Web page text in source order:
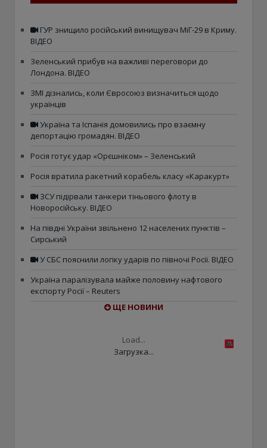
ГУР знищило російський винищувач МіГ-29 в Криму.
ВІДЕО
Зеленський прибув на важливі переговори до
Лондона. ВІДЕО
ЗМІ дізнались, коли Євросоюз визначиться щодо
українців
Україна та Іспанія домовились про взаємну
депортацію громадян. ВІДЕО
Росія готує удар «Орєшніком» – Зеленський
Росія вратила ракетний корабель класу «Каракурт»
ЗСУ підірвали танкери тіньового флоту в
Новоросійську. ВІДЕО
На півдні України звільнено 12 населених пунктів –
Сирський
У СБС пояснили логіку ударів по півночі Росії. ВІДЕО
Україна паралізувала майже половину нафтового
експорту Росії – Reuters
ЩЕ НОВИНИ
Load...
Загрузка...